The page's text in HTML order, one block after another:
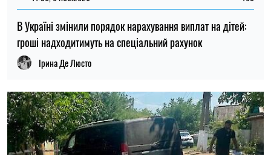
19:30, 03.08.2026 398
В Одеській області однорічний хлопчик загинув під
Олена Расенко